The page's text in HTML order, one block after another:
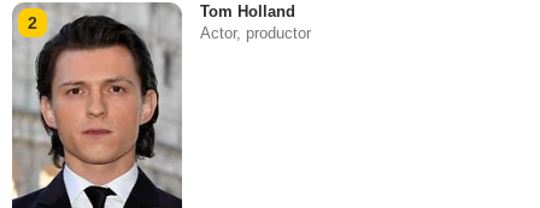
2
Tom Holland
Actor, productor